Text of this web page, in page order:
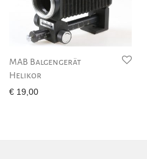
MAB Balgengerät
Helikor
€ 19,00